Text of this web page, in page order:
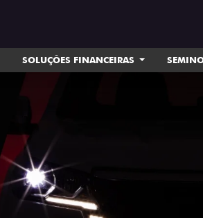
SOLUÇÕES FINANCEIRAS